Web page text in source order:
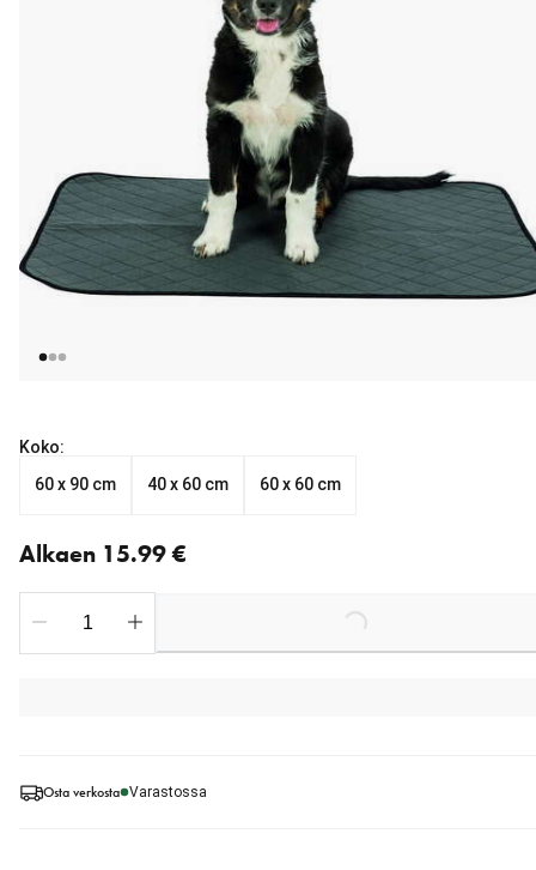
Osta verkosta Varastossa
Koko:
60 x 90 cm
40 x 60 cm 60 x 60 cm
Alkaen 15.99 €